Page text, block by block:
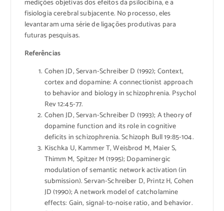
medições objetivas dos efeitos da psilocibina, e a
fisiologia cerebral subjacente. No processo, eles
levantaram uma série de ligações produtivas para
futuras pesquisas.
Referências
Cohen JD, Servan-Schreiber D (1992); Context,
cortex and dopamine: A connectionist approach
to behavior and biology in schizophrenia. Psychol
Rev 12:45-77.
Cohen JD, Servan-Schreiber D (1993); A theory of
dopamine function and its role in cognitive
deficits in schizophrenia. Schizoph Bull 19:85-104.
Kischka U, Kammer T, Weisbrod M, Maier S,
Thimm M, Spitzer M (1995); Dopaminergic
modulation of semantic network activation (in
submission). Servan-Schreiber D, Printz H, Cohen
JD (1990); A network model of catcholamine
effects: Gain, signal-to-noise ratio, and behavior.